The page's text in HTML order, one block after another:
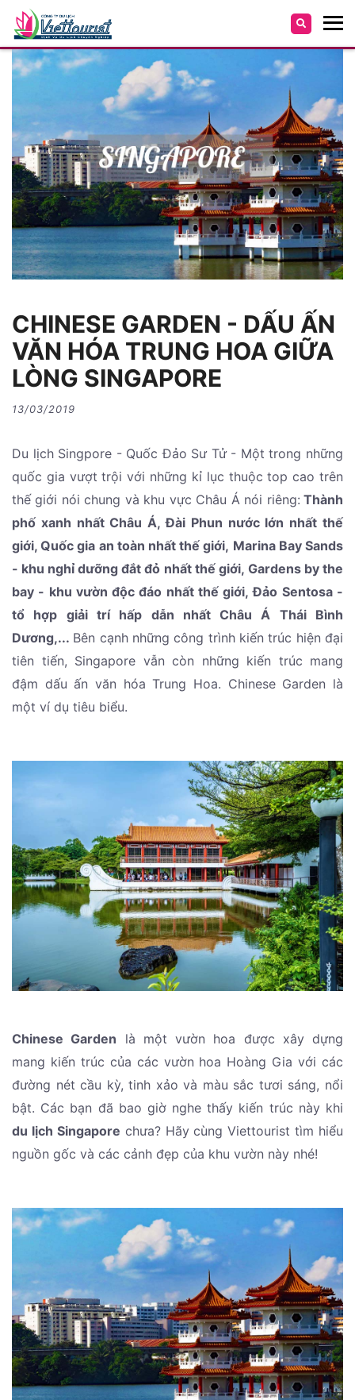
CHINESE GARDEN - DẤU ẤN
VĂN HÓA TRUNG HOA GIỮA
LÒNG SINGAPORE
13/03/2019
Du lịch Singpore - Quốc Đảo Sư Tử - Một trong những
quốc gia vượt trội với những kỉ lục thuộc top cao trên
thế giới nói chung và khu vực Châu Á nói riêng: Thành
phố xanh nhất Châu Á, Đài Phun nước lớn nhất thế
giới, Quốc gia an toàn nhất thế giới, Marina Bay Sands
- khu nghỉ dưỡng đắt đỏ nhất thế giới, Gardens by the
bay - khu vườn độc đáo nhất thế giới, Đảo Sentosa -
tổ hợp giải trí hấp dẫn nhất Châu Á Thái Bình
Dương,... Bên cạnh những công trình kiến trúc hiện đại
tiên tiến, Singapore vẫn còn những kiến trúc mang
đậm dấu ấn văn hóa Trung Hoa. Chinese Garden là
một ví dụ tiêu biểu.
Chinese Garden là một vườn hoa được xây dựng
mang kiến trúc của các vườn hoa Hoàng Gia với các
đường nét cầu kỳ, tinh xảo và màu sắc tươi sáng, nổi
bật. Các bạn đã bao giờ nghe thấy kiến trúc này khi
du lịch Singapore chưa? Hãy cùng Viettourist tìm hiểu
nguồn gốc và các cảnh đẹp của khu vườn này nhé!